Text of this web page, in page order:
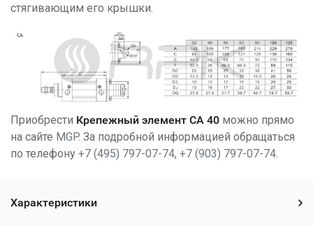
стягивающим его крышки.
Приобрести Крепежный элемент CA 40 можно прямо
на сайте MGP. За подробной информацией обращаться
по телефону +7 (495) 797-07-74, +7 (903) 797-07-74.
Характеристики